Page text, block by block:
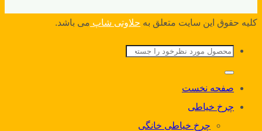
کلیه حقوق این سایت متعلق به حلاوتی شاپ می باشد.
جستجو
برای:
صفحه نخست
چرخ خیاطی
چرخ خیاطی خانگی